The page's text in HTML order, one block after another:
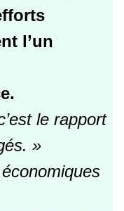
l’un
le rapport
»